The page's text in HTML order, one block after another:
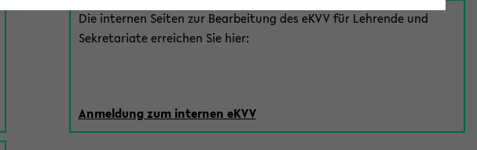
Die internen Seiten zur Bearbeitung des eKVV für Lehrende und
Sekretariate erreichen Sie hier:
Anmeldung zum internen eKVV